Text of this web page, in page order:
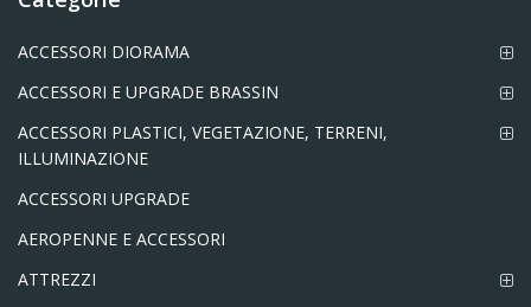
ACCESSORI DIORAMA
ACCESSORI E UPGRADE BRASSIN
ACCESSORI PLASTICI, VEGETAZIONE, TERRENI,
ILLUMINAZIONE
ACCESSORI UPGRADE
AEROPENNE E ACCESSORI
ATTREZZI